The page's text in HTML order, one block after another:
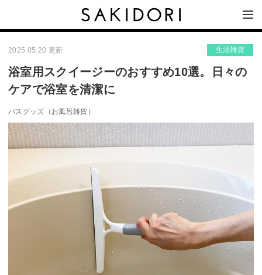
2025.05.20 更新 生活雑貨
浴室用スクイージーのおすすめ10選。日々の
ケアで浴室を清潔に
バスグッズ（お風呂雑貨）